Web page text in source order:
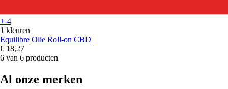
+-4
1 kleuren
Equilibre Olie Roll-on CBD
€ 18,27
6 van 6 producten
Al onze merken